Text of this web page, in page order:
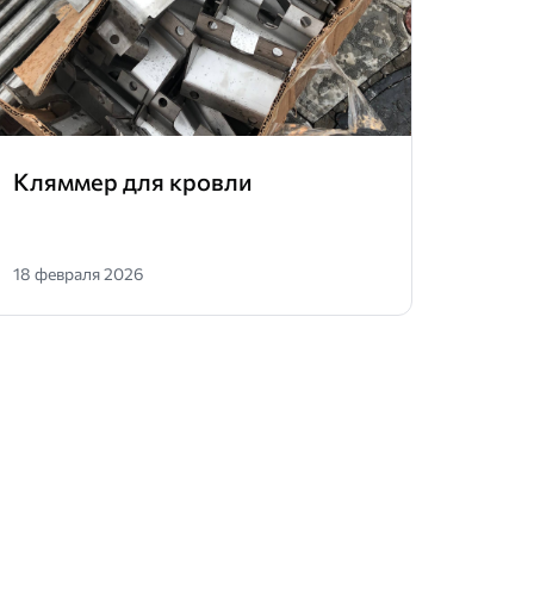
Кляммер для кровли
18 февраля 2026